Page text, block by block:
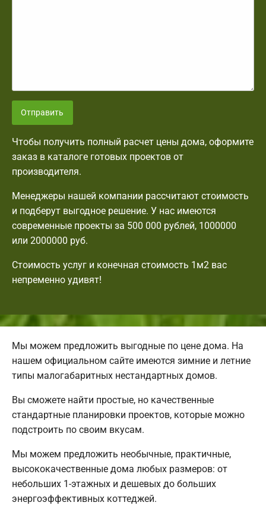
Отправить
Чтобы получить полный расчет цены дома, оформите
заказ в каталоге готовых проектов от
производителя.
Менеджеры нашей компании рассчитают стоимость
и подберут выгодное решение. У нас имеются
современные проекты за 500 000 рублей, 1000000
или 2000000 руб.
Стоимость услуг и конечная стоимость 1м2 вас
непременно удивят!
Мы можем предложить выгодные по цене дома. На
нашем официальном сайте имеются зимние и летние
типы малогабаритных нестандартных домов.
Вы сможете найти простые, но качественные
стандартные планировки проектов, которые можно
подстроить по своим вкусам.
Мы можем предложить необычные, практичные,
высококачественные дома любых размеров: от
небольших 1-этажных и дешевых до больших
энергоэффективных коттеджей.